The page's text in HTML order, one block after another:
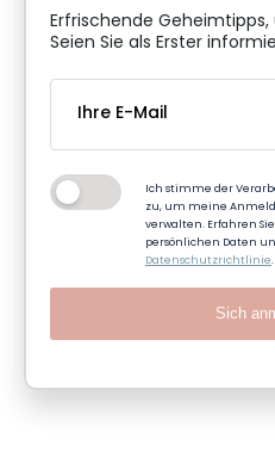
Erfrischende
Seien Sie als Erster
Ich stimme der
zu, um meine
verwalten. Erfahren
persönlichen Daten
Datenschutzrichtlinie.
Sich